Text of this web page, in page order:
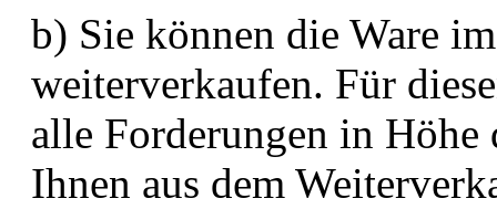
b) Sie können die Ware
weiterverkaufen. Für
alle Forderungen in Höhe
Ihnen aus dem